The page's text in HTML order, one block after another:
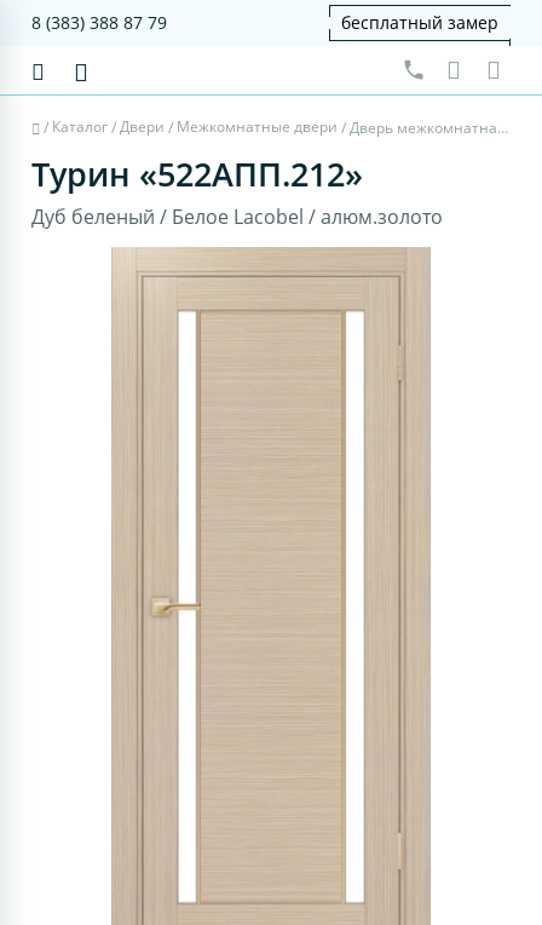
8 (383) 388 87 79 бесплатный замер
/ Каталог/Двери / Межкомнатные двери / Дверь межкомнатная Турин 522AПП.212 - дуб беленый, белое lacobel, алюм.золото
Турин «522AПП.212»
Дуб беленый / Белое Lacobel / алюм.золото